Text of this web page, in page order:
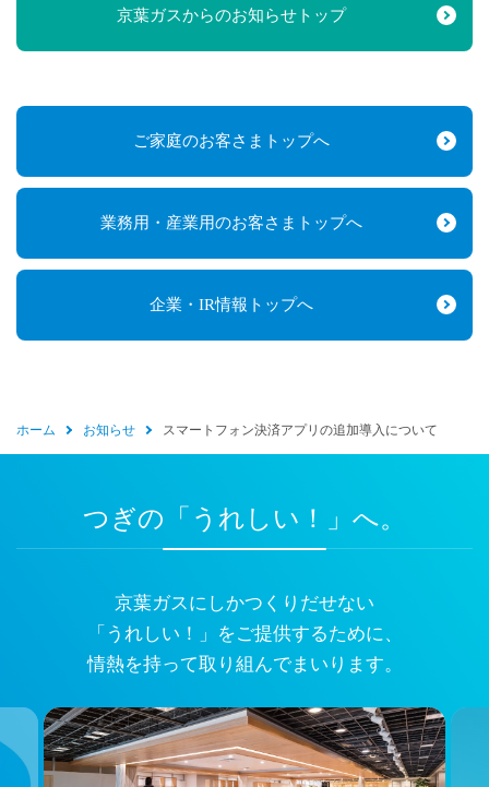
京葉ガスからのお知らせトップ
ご家庭のお客さまトップへ
業務用・産業用のお客さまトップへ
企業・IR情報トップへ
ホーム お知らせ スマートフォン決済アプリの追加導入について
つぎの「うれしい！」へ。
京葉ガスにしかつくりだせない
「うれしい！」をご提供するために、
情熱を持って取り組んでまいります。